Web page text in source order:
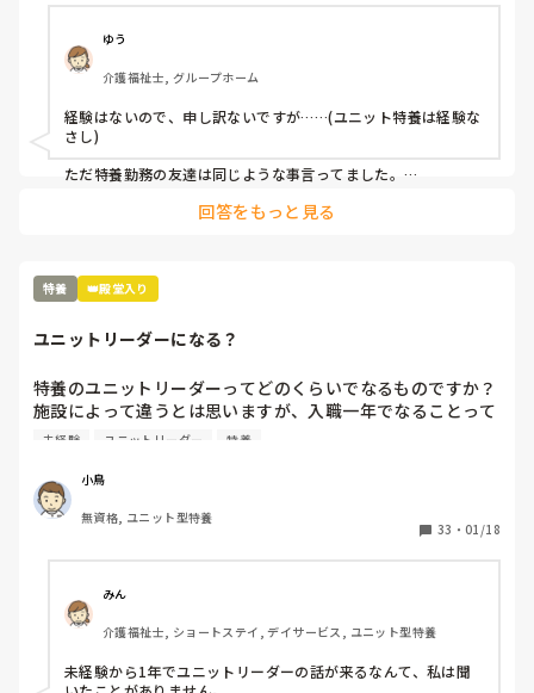
リーダーからは、〇〇さんは丁寧にやるから時間がかかるの
よと言われました。
私たちが相手にしているのは物ではなく人間です。
何時までにこれやってあれやってって言われても私は機械じ
ゃないんだからできるわけないじゃないですか？
オムツ交換も時間がかかりすぎと言われます。
食事介助も急いで食べさせたら誤嚥性肺炎の危険があるし、
移乗介助も世間一般的にやってはいけないことも安全のため
ました。私は側で見ていて、利用者様の表情が嫌がっている
のがわかりました。
でもまだ入社して日が浅いので何も言えず、ここに入社した
のは間違ったのかなと思いました。
で、その先輩が食べ終わらせたのは、食べ始めて8分です。
早すぎませんか？
いつも指導してくださる時は、立派なこと、正しいことを教
えて下さっていたので、悩んでいます。
うか？
ゆう
介護福祉士, グループホーム
経験はないので、申し訳ないですが……(ユニット特養は経験な
さし)
ただ特養勤務の友達は同じような事言ってました。
早めに行って、仕事回さないと終えれないって話してました。
慣れてきたら 一日の流れがわかるようになり、利用者さんとも
上手く出来るようになれば
オムツ交換1つ手早くなると思います。
なんと言うか身体介助って、体で覚えてる動作なので場馴れす
れば楽になるように思います。
ただその配属先のユニットに、新人を育てる余裕があるかない
教育がちゃんとしてないユニットは、結局新人さんがパワハラ
っぽい圧に耐えられなくて辞めると言う感じに思います。
余談ですが、私はスピード重視しすぎる機械的な介護現場が苦
結局特養はなんとなく、そういった話耳にするので挑戦できず
です（._.）
回答をもっと見る
特養 👑殿堂入り
ユニットリーダーになる？
特養のユニットリーダーってどのくらいでなるものですか？
施設によって違うとは思いますが、入職一年でなることって
普通ですか？しかも介護の仕事は未経験で始めたのに。
どが強く推薦していると言われたのですが、そう言ってくだ
さることに嬉しい気持ちと、自分にできるのか？って気持ち
と半々でなかなかすぐにお受けしますとは言えなくて迷って
未経験 ユニットリーダー 特養
小鳥
無資格, ユニット型特養
33 ・ 01/18
みん
介護福祉士, ショートステイ, デイサービス, ユニット型特養
未経験から1年でユニットリーダーの話が来るなんて、私は聞